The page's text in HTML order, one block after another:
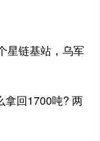
星链基站，乌军
拿回1700吨? 两